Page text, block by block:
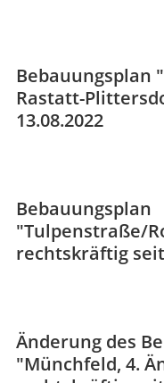
Bebauungsplan
Rastatt-
13.08.2022
Bebauungsplan
"Tulpenstraße/
rechtskräftig seit
Änderung des
"Münchfeld, 4.